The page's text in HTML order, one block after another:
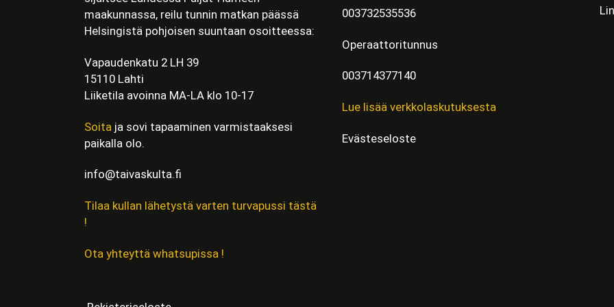
maakunnassa, reilu tunnin matkan päässä
Helsingistä pohjoisen suuntaan osoitteessa:
Vapaudenkatu 2 LH 39
15110 Lahti
Liiketila avoinna MA-LA klo 10-17
Soita ja sovi tapaaminen varmistaaksesi
paikalla olo.
info@taivaskulta.fi
Tilaa kullan lähetystä varten turvapussi tästä
!
Ota yhteyttä whatsupissa !
003732535536
Operaattoritunnus
003714377140
Lue lisää verkkolaskutuksesta
Evästeseloste